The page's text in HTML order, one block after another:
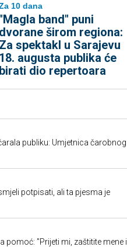
10 dana
"Magla band" puni
dvorane širom regiona:
Za spektakl u Sarajevu
18. augusta publika će
birati dio repertoara
publiku: Umjetnica čarobnog
potpisati, ali ta pjesma je
pomoć: "Prijeti mi, zaštitite mene i